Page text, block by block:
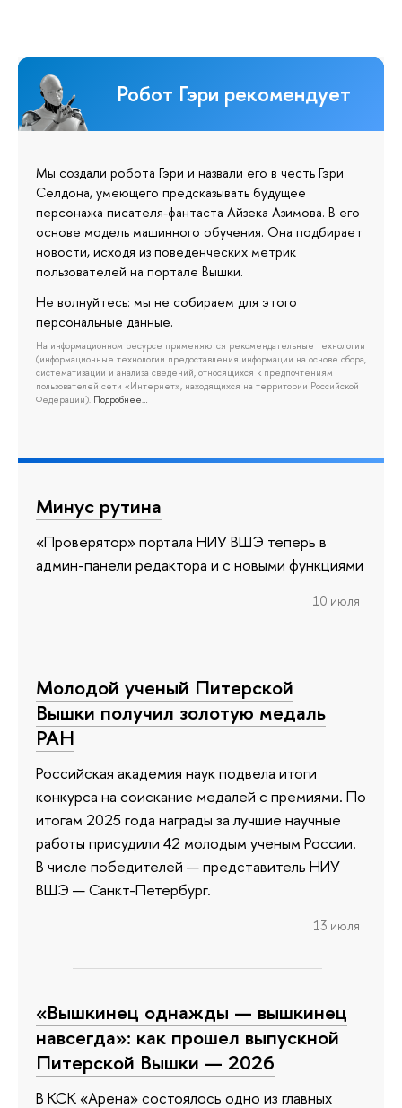
Робот Гэри рекомендует
Мы создали робота Гэри и назвали его в честь Гэри
Селдона, умеющего предсказывать будущее
персонажа писателя-фантаста Айзека Азимова. В его
основе модель машинного обучения. Она подбирает
новости, исходя из поведенческих метрик
пользователей на портале Вышки.
Не волнуйтесь: мы не собираем для этого
персональные данные.
На информационном ресурсе применяются рекомендательные технологии
(информационные технологии предоставления информации на основе сбора,
систематизации и анализа сведений, относящихся к предпочтениям
пользователей сети «Интернет», находящихся на территории Российской
Федерации). Подробнее…
Минус рутина
«Проверятор» портала НИУ ВШЭ теперь в
админ-панели редактора и с новыми функциями
10 июля
Молодой ученый Питерской
Вышки получил золотую медаль
РАН
Российская академия наук подвела итоги
конкурса на соискание медалей с премиями. По
итогам 2025 года награды за лучшие научные
работы присудили 42 молодым ученым России.
В числе победителей — представитель НИУ
ВШЭ — Санкт-Петербург.
13 июля
«Вышкинец однажды — вышкинец
навсегда»: как прошел выпускной
Питерской Вышки — 2026
В КСК «Арена» состоялось одно из главных